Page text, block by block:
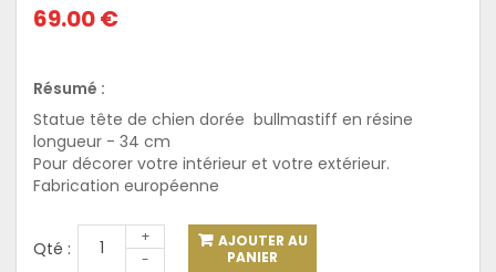
69.00 €
Résumé :
Statue tête de chien dorée bullmastiff en résine
longueur - 34 cm
Pour décorer votre intérieur et votre extérieur.
Fabrication européenne
Qté :
+
-
AJOUTER AU
PANIER